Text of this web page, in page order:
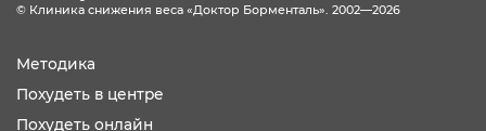
© Клиника снижения веса «Доктор Борменталь». 2002—2026
Методика
Похудеть в центре
Похудеть онлайн